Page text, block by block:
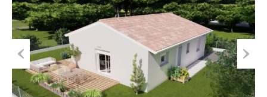
Previous Next